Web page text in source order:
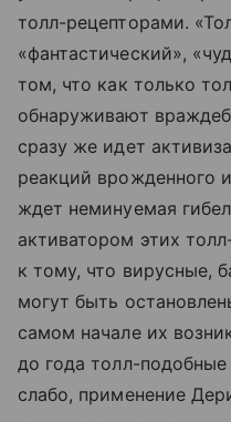
толл-рецепторами.
«фантастический»,
том, что как только
обнаруживают
сразу же идет
реакций врожденного
ждет неминуемая
активатором этих
к тому, что вирусные,
могут быть
самом начале их
до года толл-
слабо, применение